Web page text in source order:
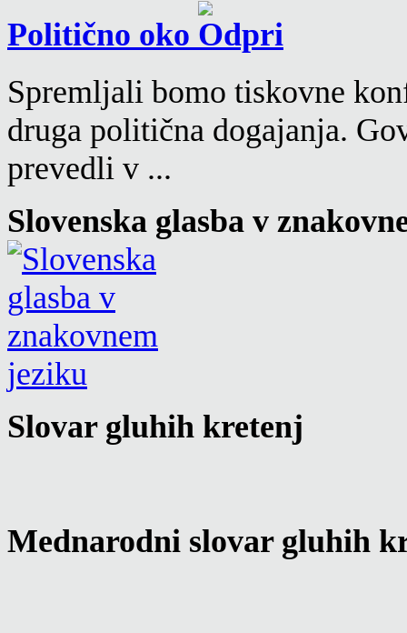
Politično oko
Spremljali bomo tiskovne
druga politična dogajanja.
prevedli v ...
Slovenska glasba v
Slovar gluhih kretenj
Mednarodni slovar gluhih